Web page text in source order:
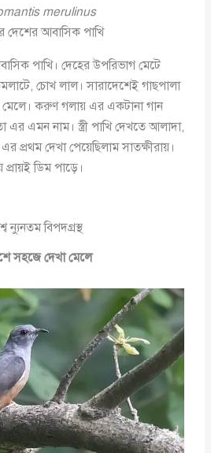
merulinus
দেশের আবাসিক পাখি
পাখি। দেহের উপরিভাগ মেটে
চোখ লাল। সারাদেশেই গাছপালা
মেলে। করুণ গলায় এর একটানা গান
এর এমন নাম। স্ত্রী পাখি দেখতে আলাদা,
প্রথম দেখা পেয়েছিলাম সাতক্ষীরায়।
ডিম পাড়ে।
ন্যুনতম বিপদগ্রস্থ
সহজে দেখা মেলে